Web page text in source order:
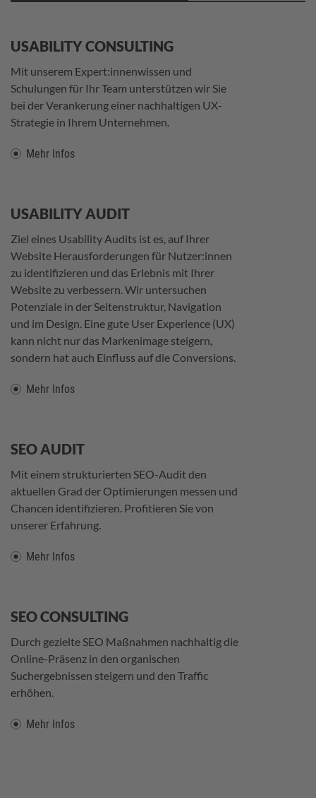
USABILITY CONSULTING
Mit unserem Expert:innenwissen und
Schulungen für Ihr Team unterstützen wir Sie
bei der Verankerung einer nachhaltigen UX-
Strategie in Ihrem Unternehmen.
Mehr Infos
USABILITY AUDIT
Ziel eines Usability Audits ist es, auf Ihrer
Website Herausforderungen für Nutzer:innen
zu identifizieren und das Erlebnis mit Ihrer
Website zu verbessern. Wir untersuchen
Potenziale in der Seitenstruktur, Navigation
und im Design. Eine gute User Experience (UX)
kann nicht nur das Markenimage steigern,
sondern hat auch Einfluss auf die Conversions.
Mehr Infos
SEO AUDIT
Mit einem strukturierten SEO-Audit den
aktuellen Grad der Optimierungen messen und
Chancen identifizieren. Profitieren Sie von
unserer Erfahrung.
Mehr Infos
SEO CONSULTING
Durch gezielte SEO Maßnahmen nachhaltig die
Online-Präsenz in den organischen
Suchergebnissen steigern und den Traffic
erhöhen.
Mehr Infos